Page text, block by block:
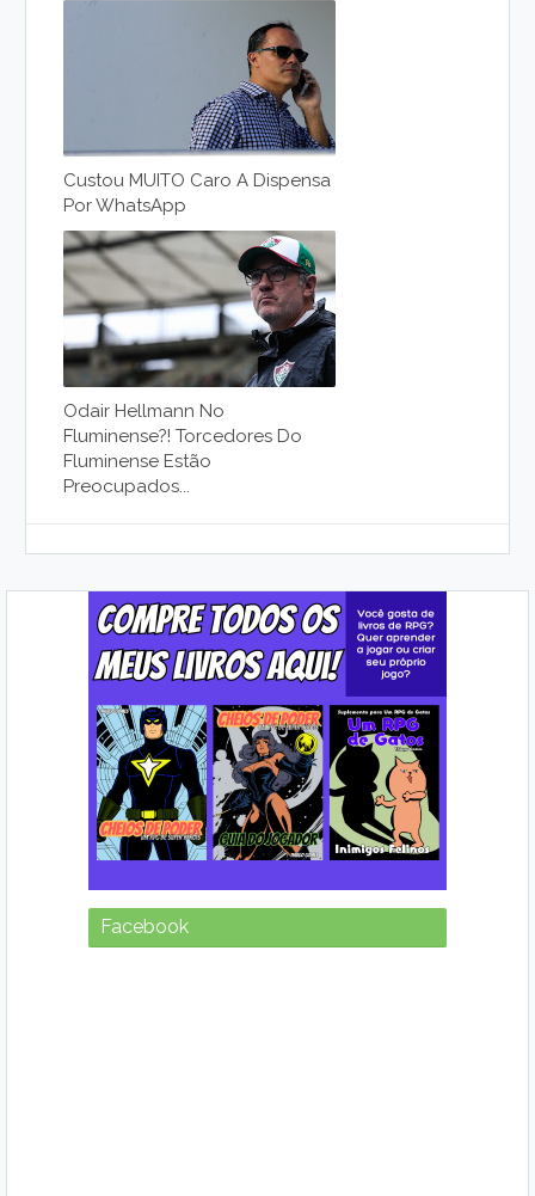
Custou MUITO Caro A Dispensa
Por WhatsApp
Odair Hellmann No
Fluminense?! Torcedores Do
Fluminense Estão
Preocupados...
Facebook